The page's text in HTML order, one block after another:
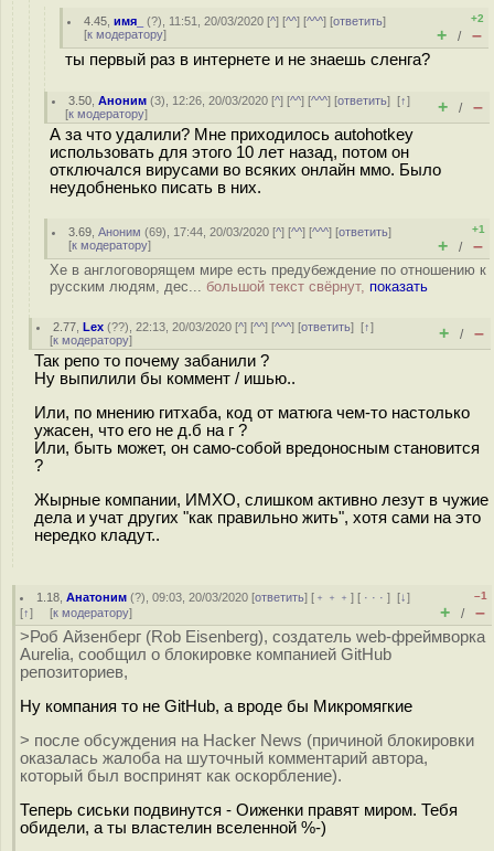
4.45 ,имя_ (?), 11:51, 20/03/2020 [^] [^^] [^^^] [ответить]
[к модератору]
+2
+ / –
ты первый раз в интернете и не знаешь сленга?
3.50 ,Аноним (3), 12:26, 20/03/2020 [^] [^^] [^^^] [ответить][↑]
[к модератору] + / –
А за что удалили? Мне приходилось autohotkey
использовать для этого 10 лет назад, потом он
отключался вирусами во всяких онлайн ммо. Было
неудобненько писать в них.
3.69 ,Аноним (69), 17:44, 20/03/2020 [^] [^^] [^^^] [ответить]
[к модератору]
+1
+ / –
Хе в англоговорящем мире есть предубеждение по отношению к
русским людям, дес... большой текст свёрнут, показать
2.77 ,Lex (??), 22:13, 20/03/2020 [^] [^^] [^^^] [ответить][↑]
[к модератору] + / –
Так репо то почему забанили ?
Ну выпилили бы коммент / ишью..
Или, по мнению гитхаба, код от матюга чем-то настолько
ужасен, что его не д.б на г ?
Или, быть может, он само-собой вредоносным становится
?
Жырные компании, ИМХО, слишком активно лезут в чужие
дела и учат других "как правильно жить", хотя сами на это
нередко кладут..
1.18 ,Анатоним (?), 09:03, 20/03/2020 [ответить] [ ﹢﹢﹢] [ · · ·][↓]
[↑] [к модератору]
–1
+ / –
>Роб Айзенберг (Rob Eisenberg), создатель web-фреймворка
Aurelia, сообщил о блокировке компанией GitHub
репозиториев,
Ну компания то не GitHub, а вроде бы Микромягкие
> после обсуждения на Hacker News (причиной блокировки
оказалась жалоба на шуточный комментарий автора,
который был воспринят как оскорбление).
Теперь сиськи подвинутся - Оиженки правят миром. Тебя
обидели, а ты властелин вселенной %-)